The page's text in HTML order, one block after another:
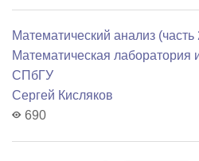
Математический анализ
Математичеcкая
СПбГУ
Сергей Кисляков
690